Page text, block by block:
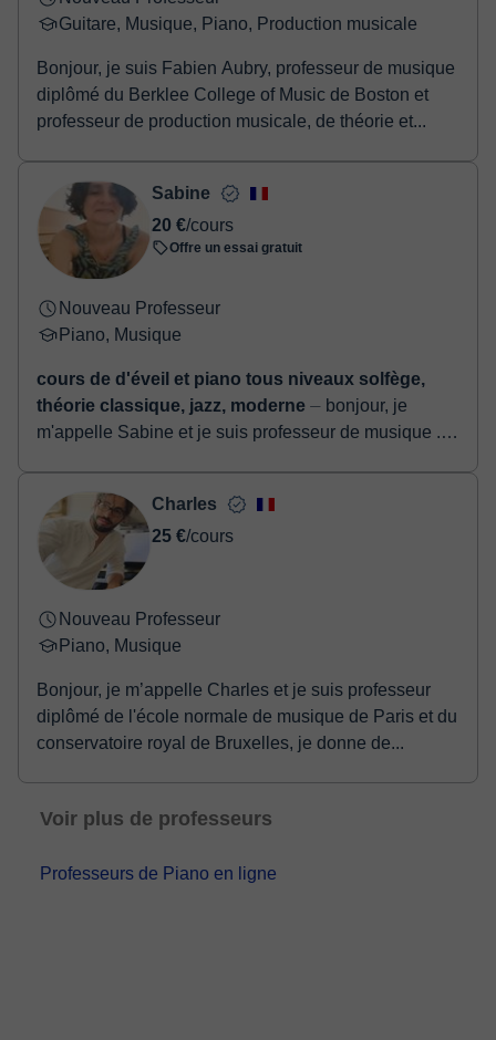
Guitare, Musique, Piano, Production musicale
Bonjour, je suis Fabien Aubry, professeur de musique
diplômé du Berklee College of Music de Boston et
professeur de production musicale, de théorie et...
Sabine
20 €/cours
Offre un essai gratuit
Nouveau Professeur
Piano, Musique
cours de d'éveil et piano tous niveaux solfège,
théorie classique, jazz, moderne ⏤ bonjour, je
m'appelle Sabine et je suis professeur de musique .
Charles
25 €/cours
Nouveau Professeur
Piano, Musique
Bonjour, je m’appelle Charles et je suis professeur
diplômé de l'école normale de musique de Paris et du
conservatoire royal de Bruxelles, je donne de...
Voir plus de professeurs
Professeurs de Piano en ligne